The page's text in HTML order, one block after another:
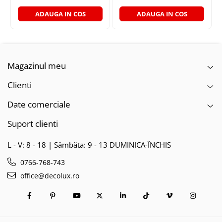
ADAUGA IN COS ADAUGA IN COS
Magazinul meu
Clienti
Date comerciale
Suport clienti
L - V: 8 - 18 | Sâmbăta: 9 - 13 DUMINICA-ÎNCHIS
0766-768-743
office@decolux.ro